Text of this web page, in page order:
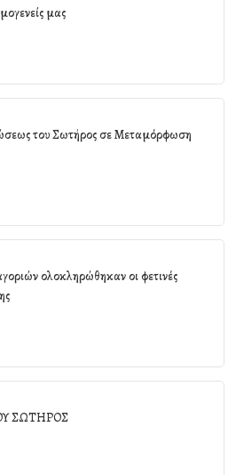
μας
του Σωτήρος σε Μεταμόρφωση
ολοκληρώθηκαν οι φετινές
ΣΩΤΗΡΟΣ